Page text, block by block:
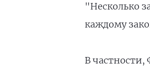
"Несколько
каждому
В частности,